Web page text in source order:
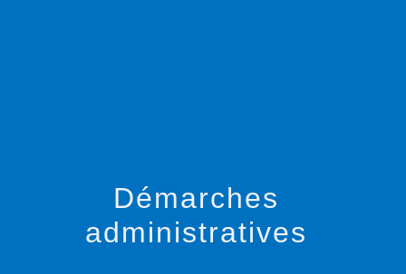
Démarches
administratives